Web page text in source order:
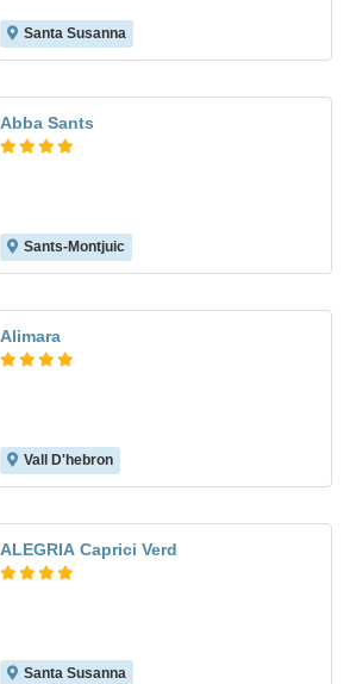
Santa Susanna
Abba Sants
Sants-Montjuic
Alimara
Vall D'hebron
ALEGRIA Caprici Verd
Santa Susanna